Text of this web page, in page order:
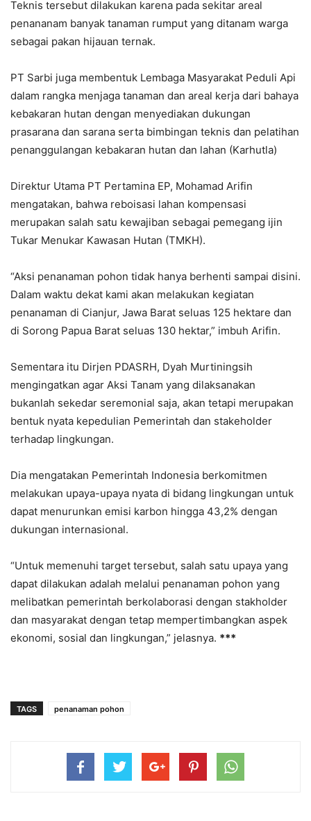
Teknis tersebut dilakukan karena pada sekitar areal
penananam banyak tanaman rumput yang ditanam warga
sebagai pakan hijauan ternak.
PT Sarbi juga membentuk Lembaga Masyarakat Peduli Api
dalam rangka menjaga tanaman dan areal kerja dari bahaya
kebakaran hutan dengan menyediakan dukungan
prasarana dan sarana serta bimbingan teknis dan pelatihan
penanggulangan kebakaran hutan dan lahan (Karhutla)
Direktur Utama PT Pertamina EP, Mohamad Arifin
mengatakan, bahwa reboisasi lahan kompensasi
merupakan salah satu kewajiban sebagai pemegang ijin
Tukar Menukar Kawasan Hutan (TMKH).
“Aksi penanaman pohon tidak hanya berhenti sampai disini.
Dalam waktu dekat kami akan melakukan kegiatan
penanaman di Cianjur, Jawa Barat seluas 125 hektare dan
di Sorong Papua Barat seluas 130 hektar,” imbuh Arifin.
Sementara itu Dirjen PDASRH, Dyah Murtiningsih
mengingatkan agar Aksi Tanam yang dilaksanakan
bukanlah sekedar seremonial saja, akan tetapi merupakan
bentuk nyata kepedulian Pemerintah dan stakeholder
terhadap lingkungan.
Dia mengatakan Pemerintah Indonesia berkomitmen
melakukan upaya-upaya nyata di bidang lingkungan untuk
dapat menurunkan emisi karbon hingga 43,2% dengan
dukungan internasional.
“Untuk memenuhi target tersebut, salah satu upaya yang
dapat dilakukan adalah melalui penanaman pohon yang
melibatkan pemerintah berkolaborasi dengan stakholder
dan masyarakat dengan tetap mempertimbangkan aspek
ekonomi, sosial dan lingkungan,” jelasnya. ***
TAGS penanaman pohon